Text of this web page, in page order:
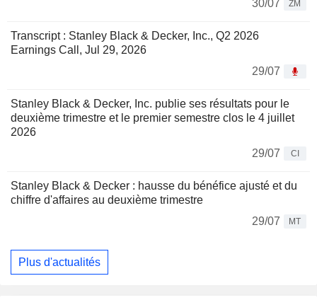
30/07
ZM
Transcript : Stanley Black & Decker, Inc., Q2 2026
Earnings Call, Jul 29, 2026
29/07
Stanley Black & Decker, Inc. publie ses résultats pour le
deuxième trimestre et le premier semestre clos le 4 juillet
2026
29/07
CI
Stanley Black & Decker : hausse du bénéfice ajusté et du
chiffre d'affaires au deuxième trimestre
29/07
MT
Plus d'actualités